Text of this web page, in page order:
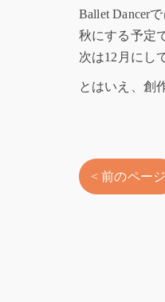
Ballet Dancer
秋にする予定
次は12月にし
とはいえ、創
< 前のページ